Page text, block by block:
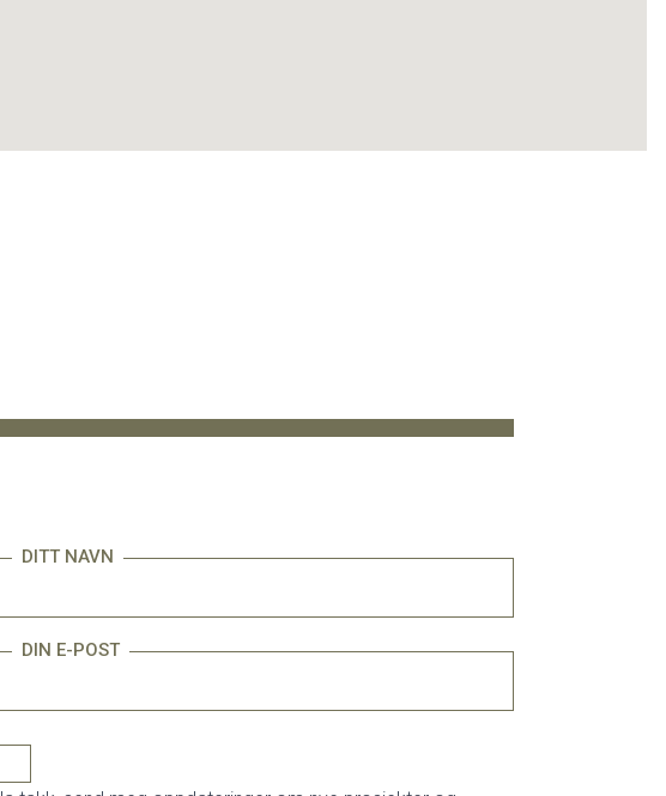
DITT NAVN
DIN E-POST